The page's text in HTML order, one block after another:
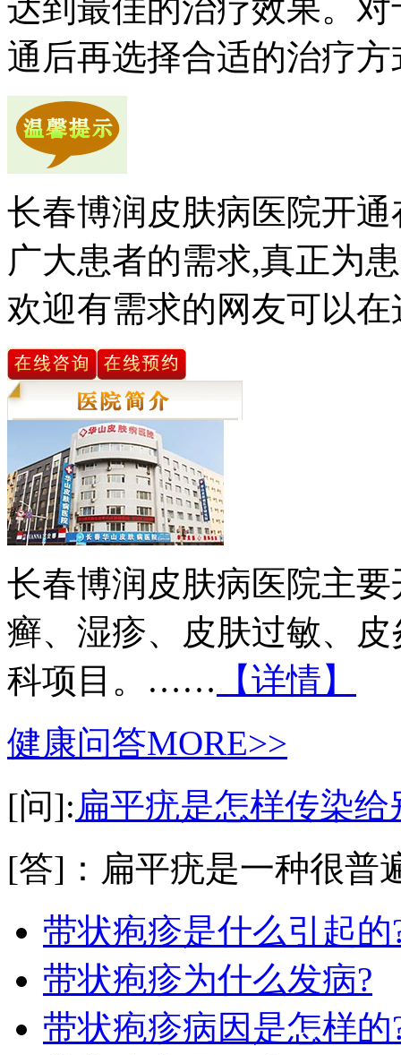
达到最佳的治疗效果。
通后再选择合适的治疗方
长春博润皮肤病医院开
广大患者的需求,真正为
欢迎有需求的网友可以
长春博润皮肤病医院主
癣、湿疹、皮肤过敏、
科项目。…… 【详情】
健康问答MORE>>
[问]:扁平疣是怎样传染给
[答]：扁平疣是一种很普
带状疱疹是什么引起的
带状疱疹为什么发病?
带状疱疹病因是怎样的